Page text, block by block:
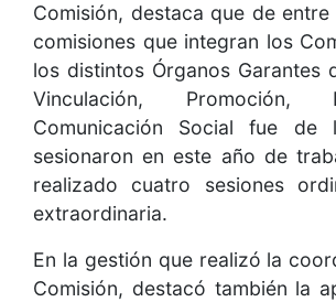
Comisión, destaca que de
comisiones que integran los
los distintos Órganos Garantes
Vinculación,
Comunicación Social fue de
sesionaron en este año de
realizado cuatro sesiones
extraordinaria.
En la gestión que realizó la
Comisión, destacó también la